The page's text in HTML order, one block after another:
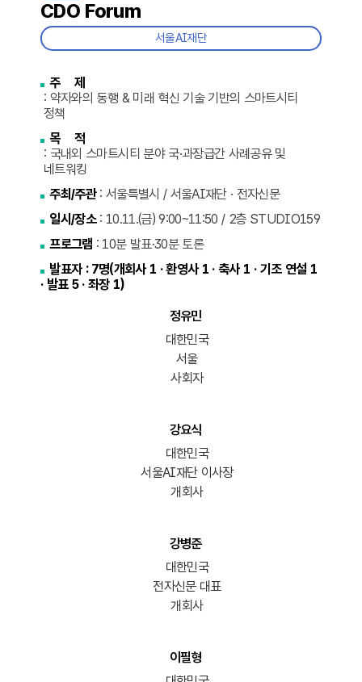
CDO Forum
서울AI재단
주 제
: 약자와의 동행 & 미래 혁신 기술 기반의 스마트시티
정책
목 적
: 국내외 스마트시티 분야 국·과장급간 사례공유 및
네트워킹
주최/주관 : 서울특별시 / 서울AI재단 · 전자신문
일시/장소 : 10.11.(금) 9:00~11:50 / 2층 STUDIO159
프로그램 : 10분 발표·30분 토론
발표자 : 7명(개회사 1 · 환영사 1 · 축사 1 · 기조 연설 1
· 발표 5 · 좌장 1)
정유민
대한민국
서울
사회자
강요식
대한민국
서울AI재단 이사장
개회사
강병준
대한민국
전자신문 대표
개회사
이필형